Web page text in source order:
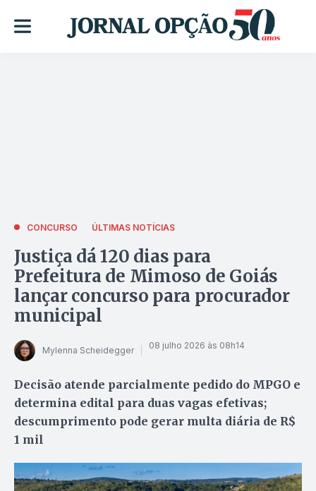
CONCURSO ÚLTIMAS NOTÍCIAS
Justiça dá 120 dias para
Prefeitura de Mimoso de Goiás
lançar concurso para procurador
municipal
Mylenna Scheidegger 08 julho 2026 às 08h14
Decisão atende parcialmente pedido do MPGO e
determina edital para duas vagas efetivas;
descumprimento pode gerar multa diária de R$
1 mil